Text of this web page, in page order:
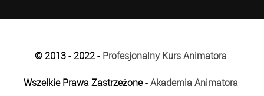
© 2013 - 2022 - Profesjonalny Kurs Animatora
Wszelkie Prawa Zastrzeżone -Akademia Animatora